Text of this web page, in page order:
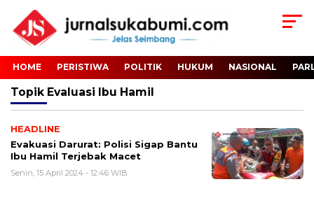
HOME PERISTIWA POLITIK HUKUM NASIONAL
Topik Evaluasi Ibu Hamil
HEADLINE
Evakuasi Darurat: Polisi Sigap Bantu
Ibu Hamil Terjebak Macet
Senin, 15 April 2024 - 12:46 WIB